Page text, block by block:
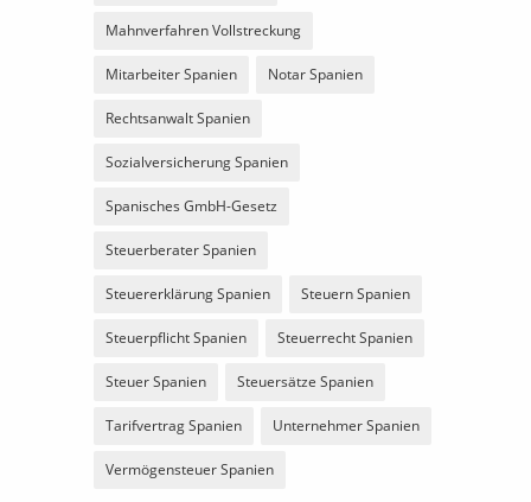
Mahnverfahren Vollstreckung
Mitarbeiter Spanien Notar Spanien
Rechtsanwalt Spanien
Sozialversicherung Spanien
Spanisches GmbH-Gesetz
Steuerberater Spanien
Steuererklärung Spanien Steuern Spanien
Steuerpflicht Spanien Steuerrecht Spanien
Steuer Spanien Steuersätze Spanien
Tarifvertrag Spanien Unternehmer Spanien
Vermögensteuer Spanien